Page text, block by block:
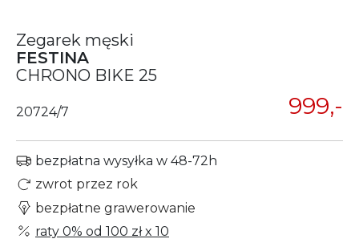
Zegarek męski
FESTINA
CHRONO BIKE 25
20724/7 999,-
bezpłatna wysyłka w 48-72h
zwrot przez rok
bezpłatne grawerowanie
raty 0% od 100 złx 10